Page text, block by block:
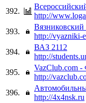
392.
http://
393.
http://vyazniki-
394.
ВАЗ 2112
http://
395.
VazClub.com -
http://
396.
http://4x4nsk.ru